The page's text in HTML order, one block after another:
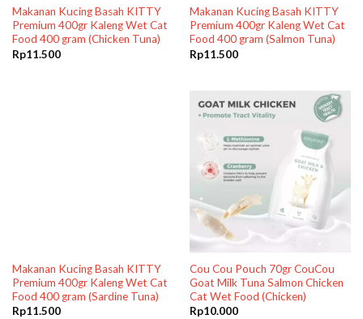
Makanan Kucing Basah KITTY
Premium 400gr Kaleng Wet Cat
Food 400 gram (Chicken Tuna)
Rp11.500
Makanan Kucing Basah KITTY
Premium 400gr Kaleng Wet Cat
Food 400 gram (Salmon Tuna)
Rp11.500
Makanan Kucing Basah KITTY
Premium 400gr Kaleng Wet Cat
Food 400 gram (Sardine Tuna)
Rp11.500
Cou Cou Pouch 70gr CouCou
Goat Milk Tuna Salmon Chicken
Cat Wet Food (Chicken)
Rp10.000